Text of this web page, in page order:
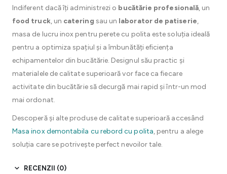
Indiferent dacă îți administrezi o bucătărie profesională, un
food truck, un catering sau un laborator de patiserie,
masa de lucru inox pentru perete cu polita este soluția ideală
pentru a optimiza spațiul și a îmbunătăți eficiența
echipamentelor din bucătărie. Designul său practic și
materialele de calitate superioară vor face ca fiecare
activitate din bucătărie să decurgă mai rapid și într-un mod
mai ordonat.
Descoperă și alte produse de calitate superioară accesând
Masa inox demontabila cu rebord cu polita, pentru a alege
soluția care se potrivește perfect nevoilor tale.
RECENZII (0)